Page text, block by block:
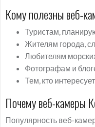
Кому полезны веб-
Туристам,
Жителям города,
Любителям
Фотографам и
Тем, кто
Почему веб-камеры
Популярность веб-